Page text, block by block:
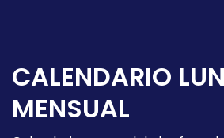
CALENDARIO
MENSUAL